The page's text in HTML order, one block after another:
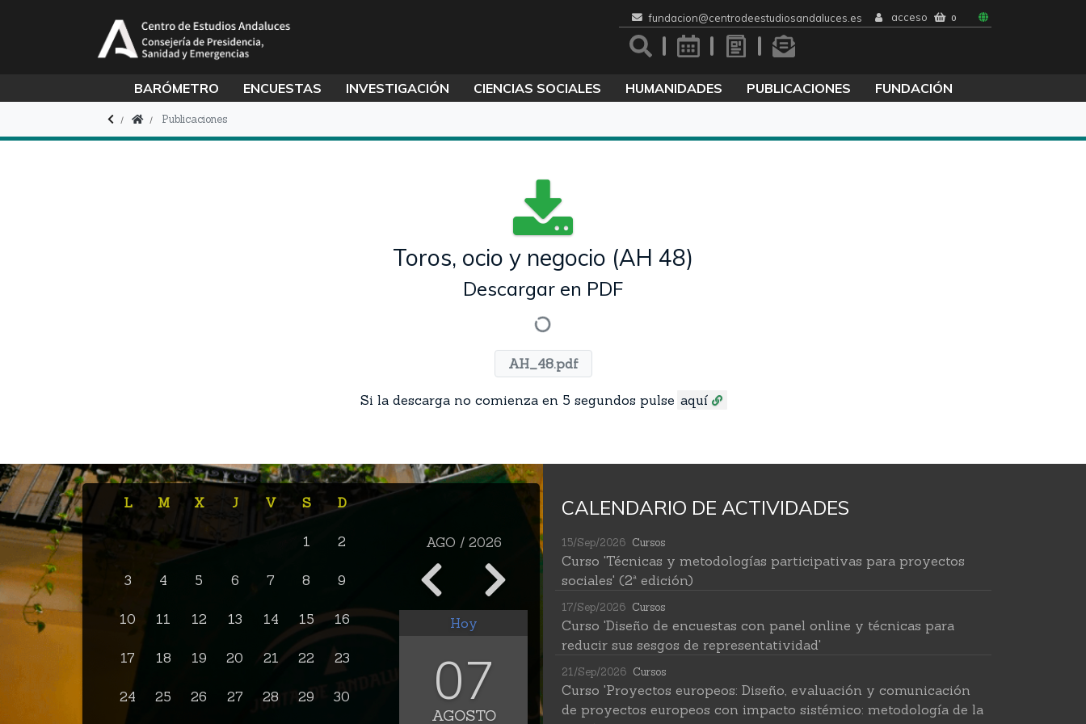
fundacion@centrodeestudiosandaluces.es acceso 0
BARÓMETRO ENCUESTAS INVESTIGACIÓN CIENCIAS SOCIALES HUMANIDADES PUBLICACIONES FUNDACIÓN
Publicaciones
Toros, ocio y negocio (AH 48)
Descargar en PDF
AH_48.pdf
Si la descarga no comienza en 5 segundos pulse aquí
L M X J V S D
1 2
3 4 5 6 7 8 9
10 11 12 13 14 15 16
17 18 19 20 21 22 23
24 25 26 27 28 29 30
AGO / 2026
Hoy
07
AGOSTO
CALENDARIO DE ACTIVIDADES
15/Sep/2026 Cursos
Curso 'Técnicas y metodologías participativas para proyectos
sociales' (2ª edición)
17/Sep/2026 Cursos
Curso 'Diseño de encuestas con panel online y técnicas para
reducir sus sesgos de representatividad'
21/Sep/2026 Cursos
Curso 'Proyectos europeos: Diseño, evaluación y comunicación
de proyectos europeos con impacto sistémico: metodología de la